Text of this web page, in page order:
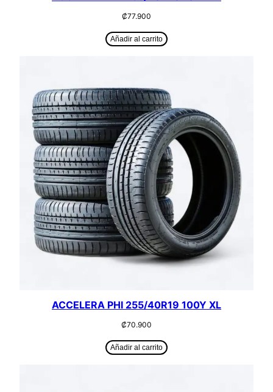
₡77.900
Añadir al carrito
ACCELERA PHI 255/40R19 100Y XL
₡70.900
Añadir al carrito